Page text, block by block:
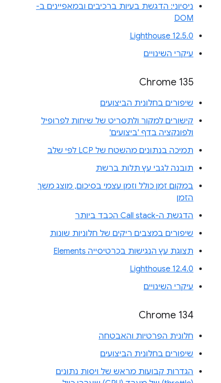
ניסיוני: הדגשת בעיות ברכיבים ובמאפיינים ב-
DOM
Lighthouse 12.5.0
עיקרי השינויים
Chrome 135
שיפורים בחלונית הביצועים
קישורים למקור ולתסריט של שיחות לפרופיל
ולפונקציה בדף 'ביצועים'
תמיכה בנתונים מהשטח של LCP לפי שלב
תובנה לגבי עץ תלות ברשת
במקום זמן כולל וזמן עצמי בסיכום, מוצג משך
הזמן
הדגשת ה-Call stack הכבד ביותר
שיפורים במצבים ריקים של חלוניות שונות
תצוגת עץ הנגישות בכרטיסייה Elements
Lighthouse 12.4.0
עיקרי השינויים
Chrome 134
חלונית הפרטיות והאבטחה
שיפורים בחלונית הביצועים
הגדרות קבועות מראש של ויסות נתונים